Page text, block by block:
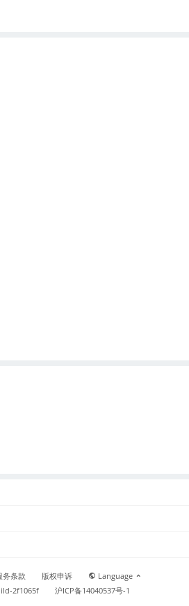
务条款 版权申诉
Language
2f1065f 沪ICP备14040537号-1